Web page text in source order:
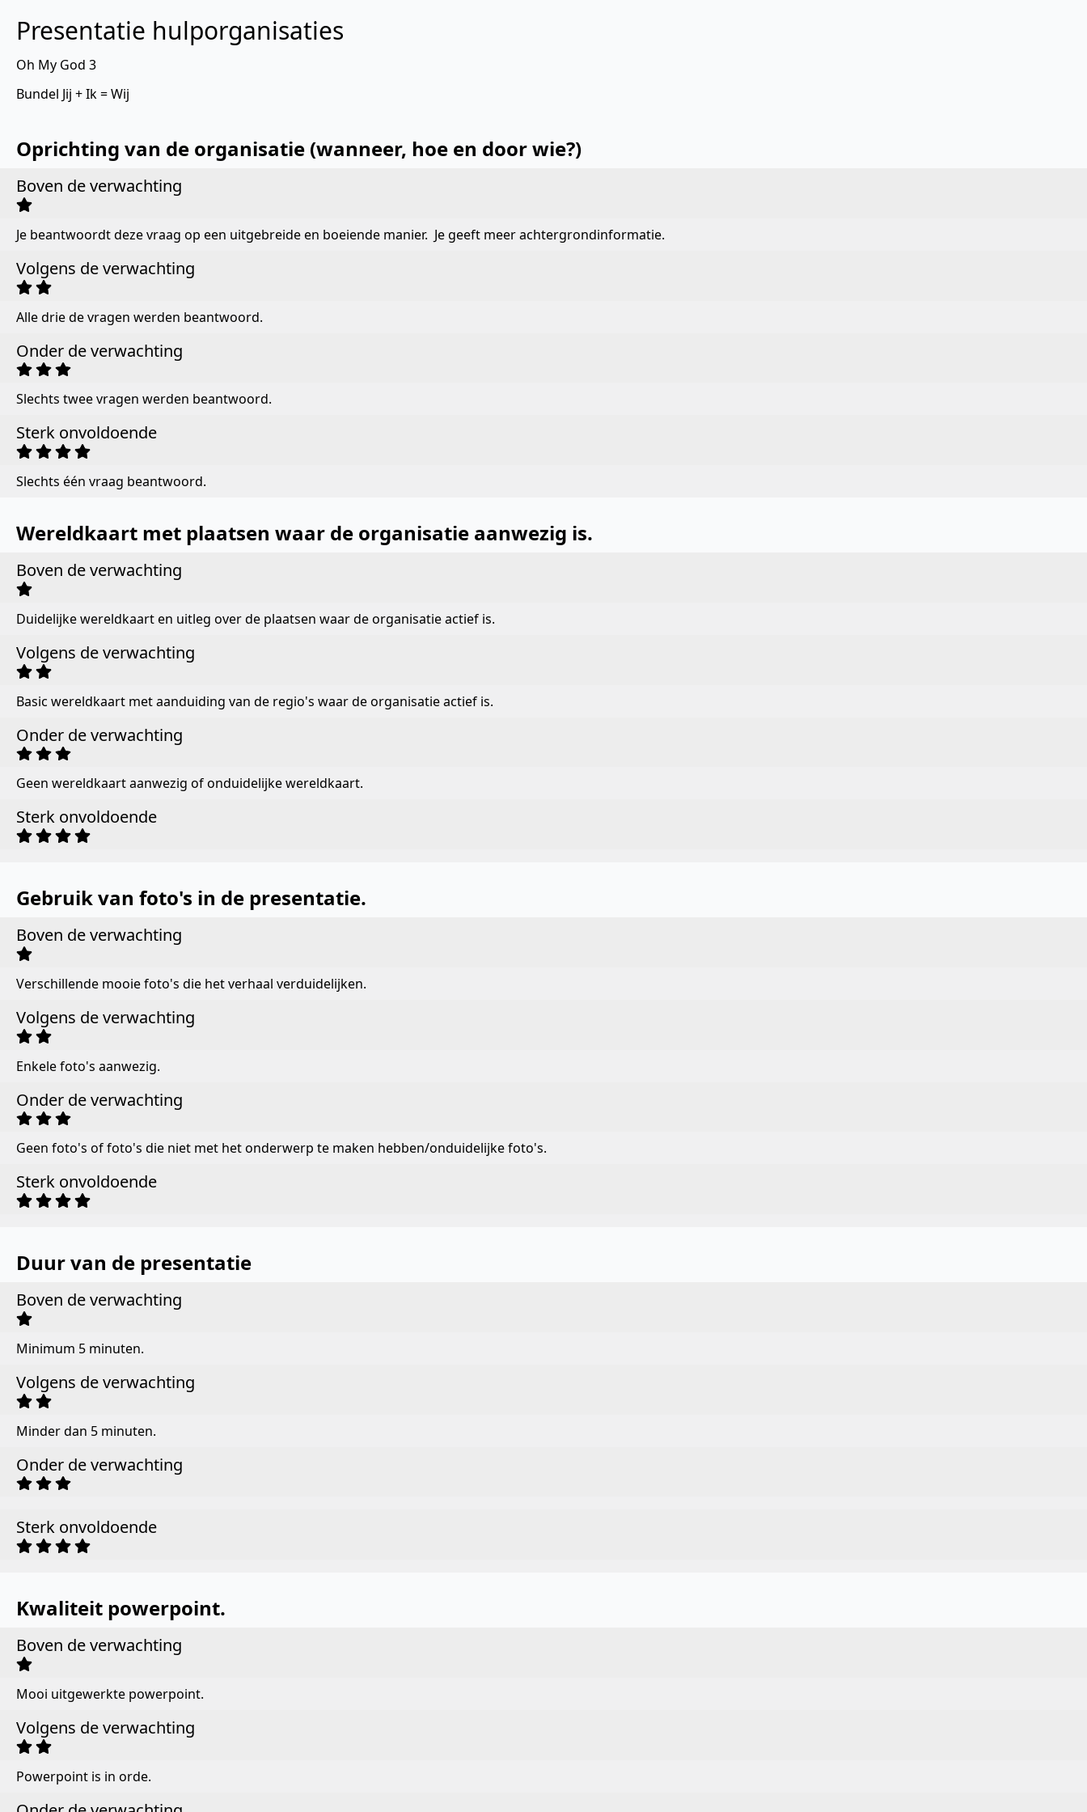
Presentatie hulporganisaties
Oh My God 3
Bundel Jij + Ik = Wij
Oprichting van de organisatie (wanneer, hoe en door wie?)
Boven de verwachting
Je beantwoordt deze vraag op een uitgebreide en boeiende manier. Je geeft meer achtergrondinformatie.
Volgens de verwachting
Alle drie de vragen werden beantwoord.
Onder de verwachting
Slechts twee vragen werden beantwoord.
Sterk onvoldoende
Slechts één vraag beantwoord.
Wereldkaart met plaatsen waar de organisatie aanwezig is.
Boven de verwachting
Duidelijke wereldkaart en uitleg over de plaatsen waar de organisatie actief is.
Volgens de verwachting
Basic wereldkaart met aanduiding van de regio's waar de organisatie actief is.
Onder de verwachting
Geen wereldkaart aanwezig of onduidelijke wereldkaart.
Sterk onvoldoende
Gebruik van foto's in de presentatie.
Boven de verwachting
Verschillende mooie foto's die het verhaal verduidelijken.
Volgens de verwachting
Enkele foto's aanwezig.
Onder de verwachting
Geen foto's of foto's die niet met het onderwerp te maken hebben/onduidelijke foto's.
Sterk onvoldoende
Duur van de presentatie
Boven de verwachting
Minimum 5 minuten.
Volgens de verwachting
Minder dan 5 minuten.
Onder de verwachting
Sterk onvoldoende
Kwaliteit powerpoint.
Boven de verwachting
Mooi uitgewerkte powerpoint.
Volgens de verwachting
Powerpoint is in orde.